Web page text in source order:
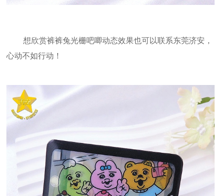
想欣赏裤裤兔光栅吧唧动态效果也可以联系东莞济安，
心动不如行动！